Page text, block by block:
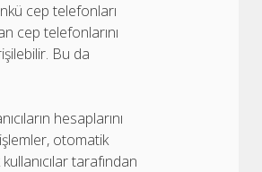
cep telefonları
cep telefonlarını
Bu da
hesaplarını
otomatik
tarafından